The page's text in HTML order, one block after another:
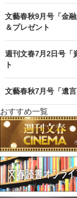
文藝春秋9月号「金
＆プレゼント
週刊文春7月2日号「
ト
文藝春秋7月号「遺
おすすめ一覧